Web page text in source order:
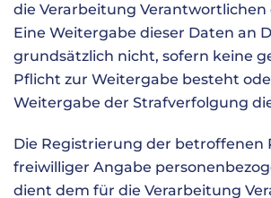
die Verarbeitung Verantwortlichen
Eine Weitergabe dieser Daten an
grundsätzlich nicht, sofern keine
Pflicht zur Weitergabe besteht
Weitergabe der Strafverfolgung
Die Registrierung der betroffenen
freiwilliger Angabe
dient dem für die Verarbeitung